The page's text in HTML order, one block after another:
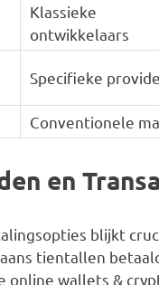
Klassieke
ontwikkelaars
Specifieke
Conventionele
en
blijkt
tientallen
online wallets &